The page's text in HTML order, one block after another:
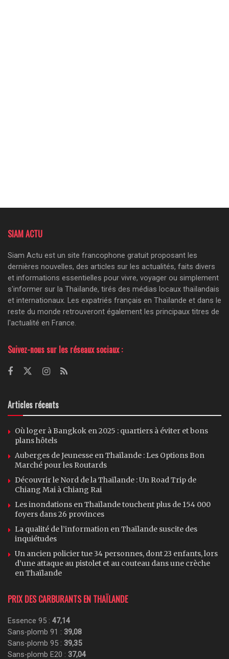
SIAM ACTU
Siam Actu est un site francophone gratuit proposant les
dernières nouvelles, des articles sur les actualités, faits divers
et informations essentielles pour vivre, voyager ou simplement
s'informer sur la Thaïlande, tirés des médias locaux thaïlandais
et internationaux. Les expatriés français en Thaïlande et dans le
reste du monde retrouveront également les principaux titres de
l'actualité en France.
Suivez-nous sur les réseaux sociaux :
Articles récents
Où loger à Bangkok en 2025 : quartiers à éviter et bons
plans hôtels
Auberges de Jeunesse en Thaïlande : Les Options Bon
Marché pour les Routards
Découvrir le Nord de la Thaïlande : Un Road Trip de
Chiang Mai à Chiang Rai
Les inondations en Thaïlande touchent plus de 154 000
foyers dans 26 provinces
La qualité de l’information en Thaïlande suscite des
inquiétudes
Un ancien policier tue 34 personnes, dont 23 enfants, lors
d’une attaque au pistolet et au couteau dans une crèche
en Thaïlande
PRIX DES CARBURANTS EN THAÏLANDE
Essence 95 : 47,14
Sans-plomb 91 : 39,08
Sans-plomb 95 : 39,35
Sans-plomb E20 : 37,04